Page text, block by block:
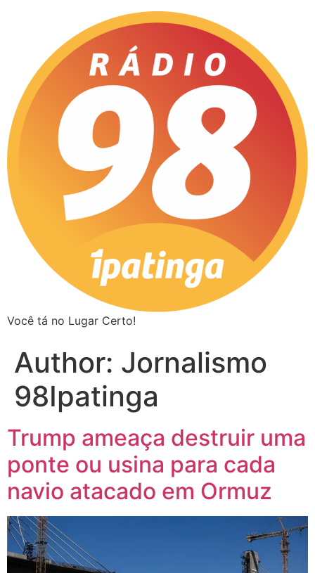
Você tá no Lugar Certo!
Author: Jornalismo
98Ipatinga
Trump ameaça destruir uma
ponte ou usina para cada
navio atacado em Ormuz